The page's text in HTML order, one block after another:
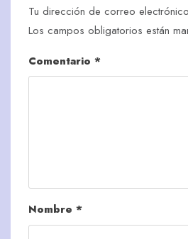
Tu dirección de correo
Los campos obligatorios están
Comentario *
Nombre *